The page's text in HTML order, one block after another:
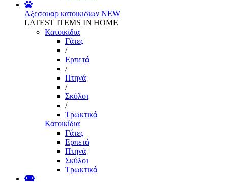
Αξεσουαρ κατοικιδιων NEW
LATEST ITEMS IN HOME
Κατοικίδια
Γάτες
/
Ερπετά
/
Πτηνά
/
Σκύλοι
/
Τρωκτικά
Κατοικίδια
Γάτες
Ερπετά
Πτηνά
Σκύλοι
Τρωκτικά